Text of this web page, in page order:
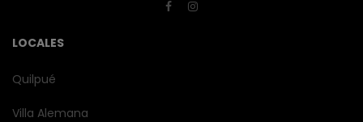
LOCALES
Quilpué
Villa Alemana